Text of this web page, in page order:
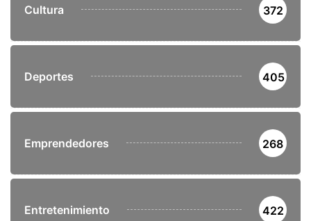
Cultura 372
Deportes 405
Emprendedores 268
Entretenimiento 422